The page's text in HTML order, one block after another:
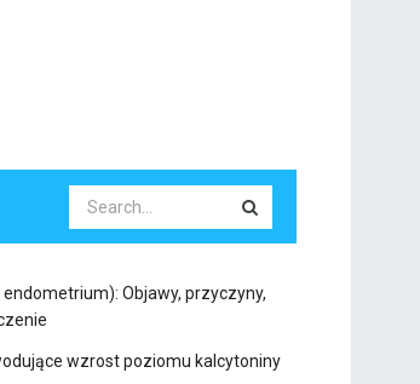
endometrium): Objawy, przyczyny,
wzrost poziomu kalcytoniny